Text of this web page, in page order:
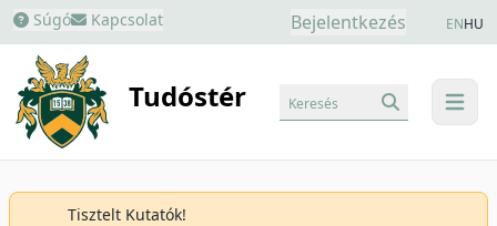
Súgó Kapcsolat Bejelentkezés ENHU
Tudóstér menu
Keresés
Tisztelt Kutatók!